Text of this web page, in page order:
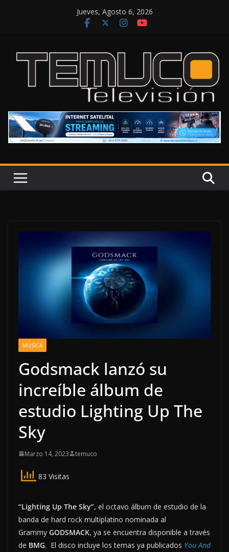
Jueves, Agosto 6, 2026
MÚSICA
Godsmack lanzó su
increíble álbum de
estudio Lighting Up The
Sky
Marzo 14, 2023 temuco
83 Visitas
“Lighting Up The Sky”, el octavo álbum de estudio de la
banda de hard rock multiplatino nominada al
Grammy GODSMACK, ya se encuentra disponible a través
de BMG. El disco incluye los temas ya publicados You And